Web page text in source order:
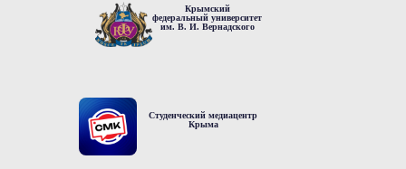
Крымский
федеральный университет
им. В. И. Вернадского
Студенческий медиацентр
Крыма